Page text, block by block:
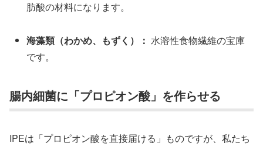
肪酸の材料になります。
海藻類（わかめ、もずく）： 水溶性食物繊維の宝庫
です。
腸内細菌に「プロピオン酸」を作らせる
IPEは「プロピオン酸を直接届ける」ものですが、私たち